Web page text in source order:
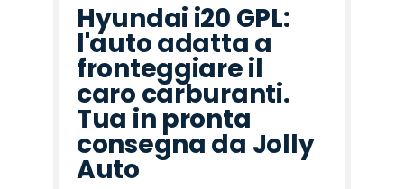
Hyundai i20 GPL:
l'auto adatta a
fronteggiare il
caro carburanti.
Tua in pronta
consegna da Jolly
Auto